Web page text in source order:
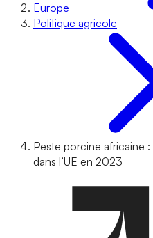
Europe
Politique agricole
Peste porcine africaine
dans l’UE en 2023